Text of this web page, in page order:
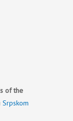
of the
Srpskom